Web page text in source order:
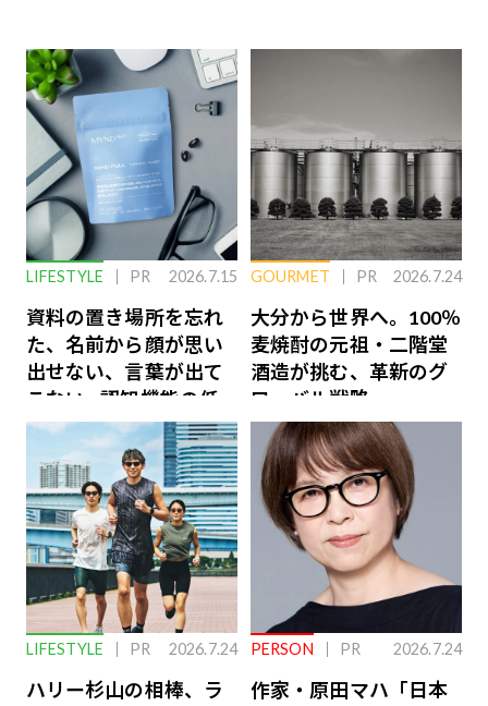
LIFESTYLE PR 2026.7.15
資料の置き場所を忘れ
た、名前から顔が思い
出せない、言葉が出て
こない…認知機能の低
下を救う、脳のインナ
ーケアとは
GOURMET PR 2026.7.24
大分から世界へ。100％
麦焼酎の元祖・二階堂
酒造が挑む、革新のグ
ローバル戦略
LIFESTYLE PR 2026.7.24
ハリー杉山の相棒、ラ
PERSON PR 2026.7.24
作家・原田マハ「日本